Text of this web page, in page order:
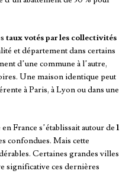
taux votés par les collectivités
et département dans certains
d’une commune à l’autre,
Une maison identique peut
à Paris, à Lyon ou dans une
France s’établissait autour de1
confondues. Mais cette
Certaines grandes villes
significative ces dernières